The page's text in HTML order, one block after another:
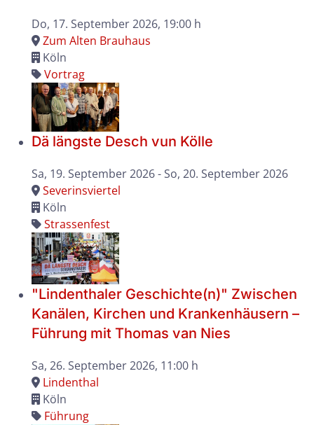
Do, 17. September 2026, 19:00 h
Zum Alten Brauhaus
Köln
Vortrag
Dä längste Desch vun Kölle
Sa, 19. September 2026- So, 20. September 2026
Severinsviertel
Köln
Strassenfest
"Lindenthaler Geschichte(n)" Zwischen
Kanälen, Kirchen und Krankenhäusern –
Führung mit Thomas van Nies
Sa, 26. September 2026, 11:00 h
Lindenthal
Köln
Führung